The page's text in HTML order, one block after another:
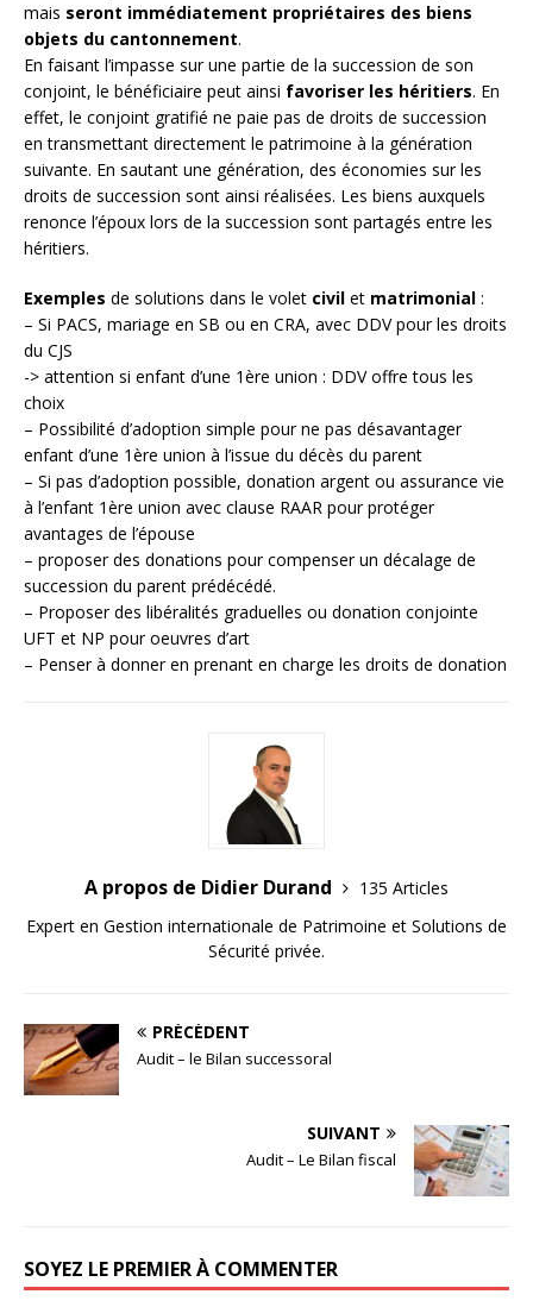
mais seront immédiatement propriétaires des biens
objets du cantonnement.
En faisant l’impasse sur une partie de la succession de son
conjoint, le bénéficiaire peut ainsi favoriser les héritiers. En
effet, le conjoint gratifié ne paie pas de droits de succession
en transmettant directement le patrimoine à la génération
suivante. En sautant une génération, des économies sur les
droits de succession sont ainsi réalisées. Les biens auxquels
renonce l’époux lors de la succession sont partagés entre les
héritiers.
Exemples de solutions dans le volet civil et matrimonial :
– Si PACS, mariage en SB ou en CRA, avec DDV pour les droits
du CJS
-> attention si enfant d’une 1ère union : DDV offre tous les
choix
– Possibilité d’adoption simple pour ne pas désavantager
enfant d’une 1ère union à l’issue du décès du parent
– Si pas d’adoption possible, donation argent ou assurance vie
à l’enfant 1ère union avec clause RAAR pour protéger
avantages de l’épouse
– proposer des donations pour compenser un décalage de
succession du parent prédécédé.
– Proposer des libéralités graduelles ou donation conjointe
UFT et NP pour oeuvres d’art
– Penser à donner en prenant en charge les droits de donation
A propos de Didier Durand
135 Articles
Expert en Gestion internationale de Patrimoine et Solutions de
Sécurité privée.
PRÉCÉDENT
Audit – le Bilan successoral
SUIVANT
Audit – Le Bilan fiscal
SOYEZ LE PREMIER À COMMENTER